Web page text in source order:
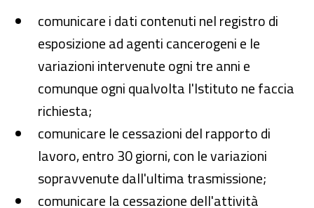
comunicare i dati contenuti nel registro di
esposizione ad agenti cancerogeni e le
variazioni intervenute ogni tre anni e
comunque ogni qualvolta l'Istituto ne faccia
richiesta;
comunicare le cessazioni del rapporto di
lavoro, entro 30 giorni, con le variazioni
sopravvenute dall'ultima trasmissione;
comunicare la cessazione dell'attività